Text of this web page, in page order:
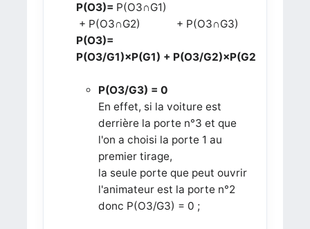
P(O3)= P(O3∩G1)
+ P(O3∩G2) + P(O3∩G3)
P(O3)=
P(O3/G1)×P(G1) + P(O3/G2)×P(G2)
P(O3/G3) = 0
En effet, si la voiture est
derrière la porte n°3 et que
l'on a choisi la porte 1 au
premier tirage,
la seule porte que peut ouvrir
l'animateur est la porte n°2
donc P(O3/G3) = 0 ;